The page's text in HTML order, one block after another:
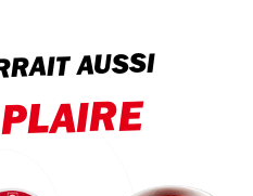
AUSSI